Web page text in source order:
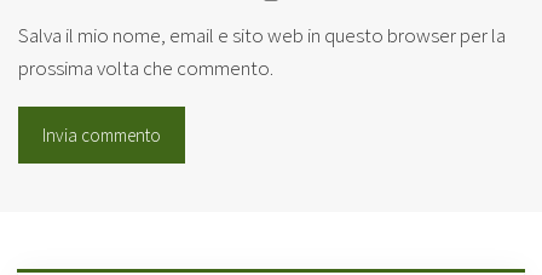
Salva il mio nome, email e sito web in questo browser per la
prossima volta che commento.